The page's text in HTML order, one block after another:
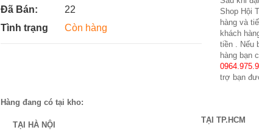
Đã Bán:
22
Tình trạng
Còn hàng
Shop Hội
hàng và
khách
tiền . Nếu
hàng bạn
trợ bạn
Hàng đang có tại kho:
TẠI HÀ NỘI
TẠI TP.HCM